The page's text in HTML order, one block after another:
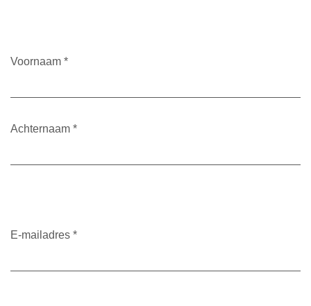
Voornaam *
Achternaam *
E-mailadres *